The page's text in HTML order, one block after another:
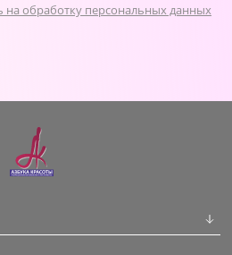
обработку персональных данных